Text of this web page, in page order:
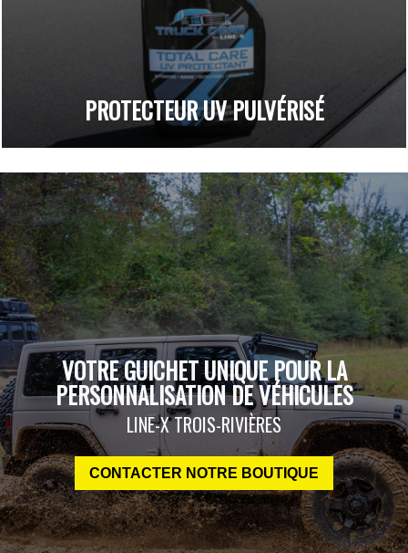
PROTECTEUR UV PULVÉRISÉ
VOTRE GUICHET UNIQUE POUR LA
PERSONNALISATION DE VÉHICULES
LINE-X TROIS-RIVIÈRES
CONTACTER NOTRE BOUTIQUE